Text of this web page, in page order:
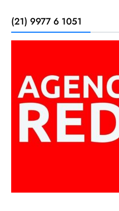
(21) 9977 6 1051